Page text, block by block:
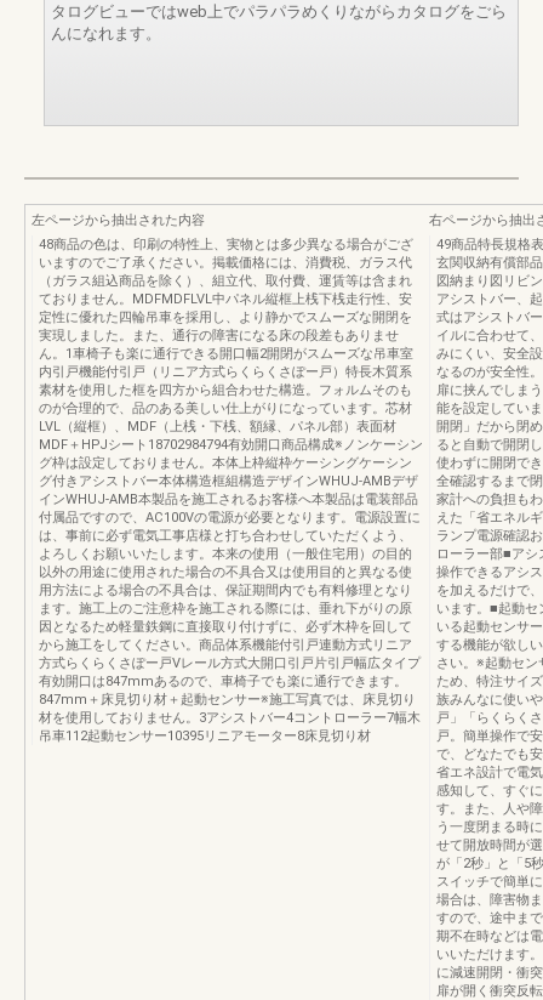
タログビューではweb上でパラパラめくりながらカタログをごら
んになれます。
左ページから抽出された内容
48商品の色は、印刷の特性上、実物とは多少異なる場合がござ
いますのでご了承ください。掲載価格には、消費税、ガラス代
（ガラス組込商品を除く）、組立代、取付費、運賃等は含まれ
ておりません。MDFMDFLVL中パネル縦框上桟下桟走行性、安
定性に優れた四輪吊車を採用し、より静かでスムーズな開閉を
実現しました。また、通行の障害になる床の段差もありませ
ん。1車椅子も楽に通行できる開口幅2開閉がスムーズな吊車室
内引戸機能付引戸（リニア方式らくらくさぽー戸）特長木質系
素材を使用した框を四方から組合わせた構造。フォルムそのも
のが合理的で、品のある美しい仕上がりになっています。芯材
LVL（縦框）、MDF（上桟・下桟、額縁、パネル部）表面材
MDF＋HPJシート18702984794有効開口商品構成※ノンケーシン
グ枠は設定しておりません。本体上枠縦枠ケーシングケーシン
グ付きアシストバー本体構造框組構造デザインWHUJ-AMBデザ
インWHUJ-AMB本製品を施工されるお客様へ本製品は電装部品
付属品ですので、AC100Vの電源が必要となります。電源設置に
は、事前に必ず電気工事店様と打ち合わせしていただくよう、
よろしくお願いいたします。本来の使用（一般住宅用）の目的
以外の用途に使用された場合の不具合又は使用目的と異なる使
用方法による場合の不具合は、保証期間内でも有料修理となり
ます。施工上のご注意枠を施工される際には、垂れ下がりの原
因となるため軽量鉄鋼に直接取り付けずに、必ず木枠を回して
から施工をしてください。商品体系機能付引戸連動方式リニア
方式らくらくさぽー戸Vレール方式大開口引戸片引戸幅広タイプ
有効開口は847mmあるので、車椅子でも楽に通行できます。
847mm＋床見切り材＋起動センサー※施工写真では、床見切り
材を使用しておりません。3アシストバー4コントローラー7幅木
吊車112起動センサー10395リニアモーター8床見切り材
右ページから抽出
49商品特長規格
玄関収納有償部
図納まり図リビ
アシストバー、
式はアシストバ
イルに合わせて
みにくい、安全
なるのが安全性
扉に挟んでしま
能を設定してい
開閉」だから閉
ると自動で開閉
使わずに開閉で
全確認するまで
家計への負担も
えた「省エネル
ランプ電源確認
ローラー部■ア
操作できるアシ
を加えるだけで
います。■起動セ
いる起動センサ
する機能が欲し
さい。※起動セン
ため、特注サイ
族みんなに使い
戸」「らくらく
戸。簡単操作で
で、どなたでも
省エネ設計で電
感知して、すぐ
す。また、人や
う一度閉まる時
せて開放時間が
が「2秒」と「5
スイッチで簡単
場合は、障害物
すので、途中ま
期不在時などは
いいただけます
に減速開閉・衝
扉が開く衝突反